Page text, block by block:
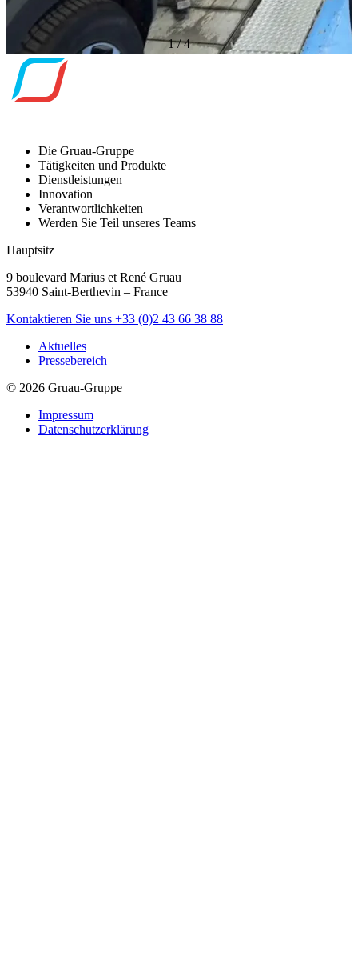
1/4
Die Gruau-Gruppe
Tätigkeiten und Produkte
Dienstleistungen
Innovation
Verantwortlichkeiten
Werden Sie Teil unseres Teams
Hauptsitz
9 boulevard Marius et René Gruau
53940 Saint-Berthevin – France
Kontaktieren Sie uns +33 (0)2 43 66 38 88
Aktuelles
Pressebereich
© 2026 Gruau-Gruppe
Impressum
Datenschutzerklärung